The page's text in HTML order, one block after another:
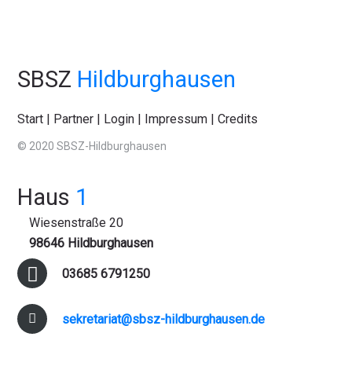
SBSZ Hildburghausen
Start Partner Login Impressum |Credits
© 2020 SBSZ-Hildburghausen
Haus 1
Wiesenstraße 20
98646 Hildburghausen
03685 6791250
sekretariat@sbsz-hildburghausen.de